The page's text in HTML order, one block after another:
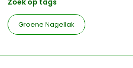
Zoek op tags
Groene Nagellak